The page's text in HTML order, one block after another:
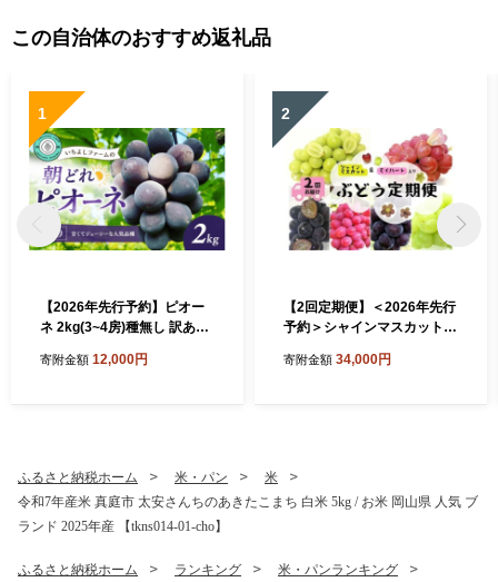
この自治体のおすすめ返礼品
1
【2026年先行予約】ピオー
ネ 2kg(3~4房)種無し 訳あり
よしファームの朝どれピオー
寄附金額 12,000円
2
【2回定期便】＜2026年先行
予約＞シャインマスカット＆
定期便 2.4kg ４～６房 ｜ ぶ
ツ 贈答 果物 フルーツ 新鮮
寄附金額 34,000円
ふるさと納税ホーム 米・パン
米
令和7年産米 真庭市 太安さんちのあきたこまち 白米 5kg / お米 岡山県 人気 ブ
ランド 2025年産 【tkns014-01-cho】
ふるさと納税ホーム ランキング 米・パンランキング